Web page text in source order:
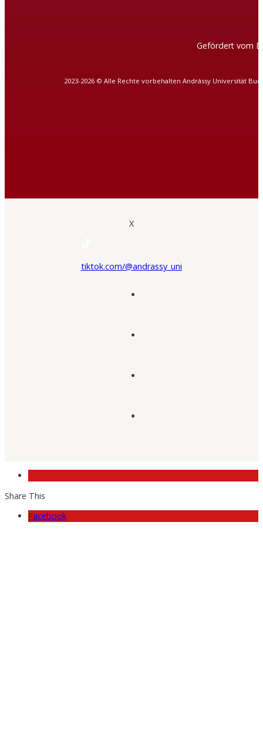
Gefördert vom
2023-2026 © Alle Rechte vorbehalten Andrássy Universität
X
tiktok.com/@andrassy_uni
Share This
Facebook